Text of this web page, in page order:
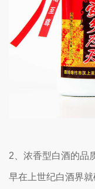
2、浓香型白酒的品
早在上世纪白酒界